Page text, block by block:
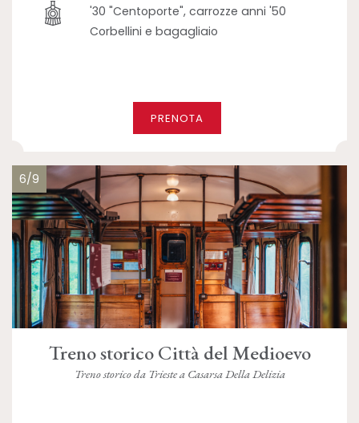
'30 "Centoporte", carrozze anni '50
Corbellini e bagagliaio
PRENOTA
6/9
Treno storico Città del Medioevo
Treno storico da Trieste a Casarsa Della Delizia